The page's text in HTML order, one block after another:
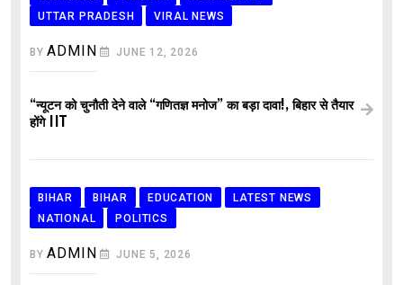
UTTAR PRADESH
VIRAL NEWS
BYADMIN JUNE 12, 2026
“न्यूटन को चुनौती देने वाले “गणितज्ञ मनोज” का बड़ा दावा!, बिहार से तैयार
होंगे IIT
BIHAR BIHAR EDUCATION
LATEST NEWS
NATIONAL
POLITICS
BYADMIN JUNE 5, 2026